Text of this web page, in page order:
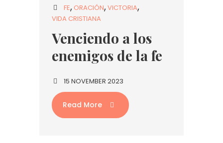
FE ORACIÓN VICTORIA
VIDA CRISTIANA
Venciendo a los
enemigos de la fe
15 NOVEMBER 2023
Read More